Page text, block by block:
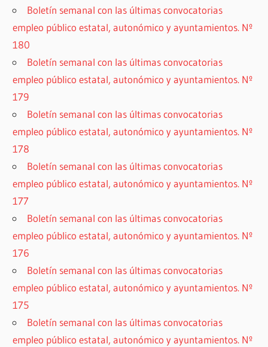
Boletín semanal con las últimas convocatorias
empleo público estatal, autonómico y ayuntamientos. Nº
180
Boletín semanal con las últimas convocatorias
empleo público estatal, autonómico y ayuntamientos. Nº
179
Boletín semanal con las últimas convocatorias
empleo público estatal, autonómico y ayuntamientos. Nº
178
Boletín semanal con las últimas convocatorias
empleo público estatal, autonómico y ayuntamientos. Nº
177
Boletín semanal con las últimas convocatorias
empleo público estatal, autonómico y ayuntamientos. Nº
176
Boletín semanal con las últimas convocatorias
empleo público estatal, autonómico y ayuntamientos. Nº
175
Boletín semanal con las últimas convocatorias
empleo público estatal, autonómico y ayuntamientos. Nº